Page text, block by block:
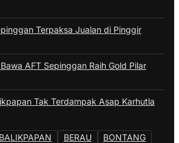
Terpaksa Jualan di Pinggir
AFT Sepinggan Raih Gold Pilar
Tak Terdampak Asap Karhutla
BALIKPAPAN BERAU
BONTANG